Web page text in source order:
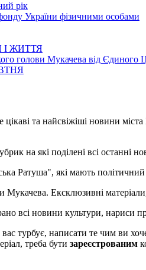
рік
України фізичними особами
І ЖИТТЯ
голови Мукачева від Єдиного
цікаві та найсвіжіші новини
на які поділені всі останні
Ратуша", які мають
Мукачева. Ексклюзивні
всі новини культури, нариси
турбує, написати те чим ви
треба бути зареєстрованим